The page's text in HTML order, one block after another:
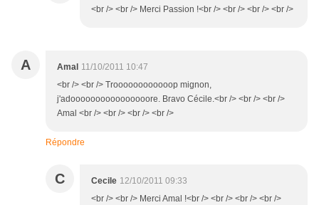
<br /> <br /> Merci Passion !<br /> <br /> <br /> <br />
A Amal 11/10/2011 10:47
<br /> <br /> Troooooooooooop mignon,
j'adoooooooooooooooore. Bravo Cécile.<br /> <br /> <br />
Amal <br /> <br /> <br /> <br />
Répondre
C Cecile 12/10/2011 09:33
<br /> <br /> Merci Amal !<br /> <br /> <br /> <br />